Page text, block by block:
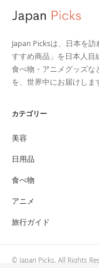
Japan Picksは、日本を
すすめ商品」を日本人目
食べ物・アニメグッズな
を、世界中にお届けしま
カテゴリー
美容
日用品
食べ物
アニメ
旅行ガイド
© Japan Picks. All Rights